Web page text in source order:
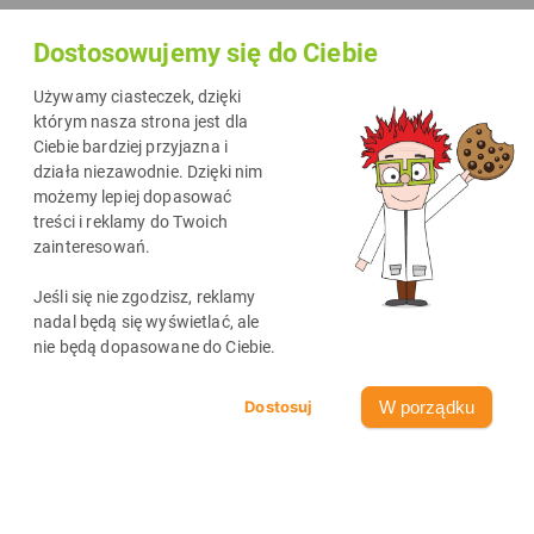
Dostosowujemy się do Ciebie
Używamy ciasteczek, dzięki
którym nasza strona jest dla
Ciebie bardziej przyjazna i
działa niezawodnie. Dzięki nim
możemy lepiej dopasować
treści i reklamy do Twoich
zainteresowań.
Jeśli się nie zgodzisz, reklamy
nadal będą się wyświetlać, ale
nie będą dopasowane do Ciebie.
W porządku
na lodówkę, tablicę magnetyczną albo inną metalową
korzystając z drukarki atramentowej, papieru fotograficznego lub
folii magnetycznej do druku. W tym artykule pokazujemy, jak
wykonać własne magnesy krok po kroku i na co zwrócić uwagę, aby
wydruk był estetyczny, trwały i dopasowany do wybranego
formatu.